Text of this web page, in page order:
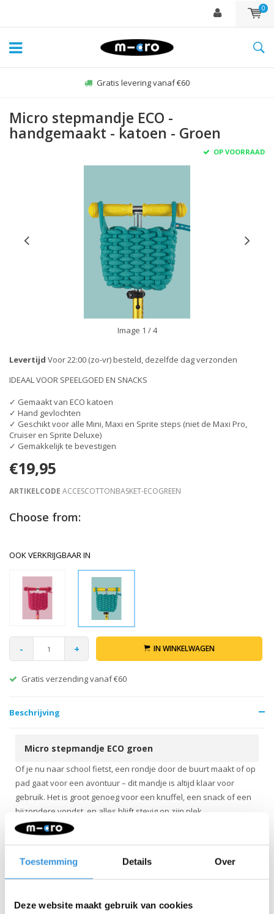
Toestemming Details Over
Deze website maakt gebruik van cookies
0
Gratis levering vanaf €60
Micro stepmandje ECO -
handgemaakt - katoen - Groen
OP VOORRAAD
Image 1 / 4
Levertijd Voor 22:00 (zo-vr) besteld, dezelfde dag verzonden
IDEAAL VOOR SPEELGOED EN SNACKS
✓ Gemaakt van ECO katoen
✓ Hand gevlochten
✓ Geschikt voor alle Mini, Maxi en Sprite steps (niet de Maxi Pro,
Cruiser en Sprite Deluxe)
✓ Gemakkelijk te bevestigen
€19,95
ARTIKELCODE ACCESCOTTONBASKET-ECOGREEN
Choose from:
OOK VERKRIJGBAAR IN
- + IN WINKELWAGEN
Gratis verzending vanaf €60
Beschrijving
Micro stepmandje ECO groen
Of je nu naar school fietst, een rondje door de buurt maakt of op
pad gaat voor een avontuur – dit mandje is altijd klaar voor
gebruik. Het is groot genoeg voor een knuffel, een snack of een
bijzondere vondst, en alles blijft stevig op zijn plek.
Dit handgevlochten mandje van de Micro ECO Line is gemaakt
van katoen en is eenvoudig te hangen aan de Mini, Maxi en
Sprite steps. Let op: het past niet op de Maxi Pro, Cruiser of Sprite
Natuurlijk zacht en stevig katoen